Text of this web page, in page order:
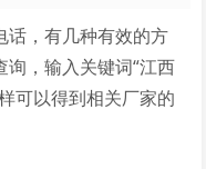
话，有几种有效的方
，输入关键词“江西
可以得到相关厂家的